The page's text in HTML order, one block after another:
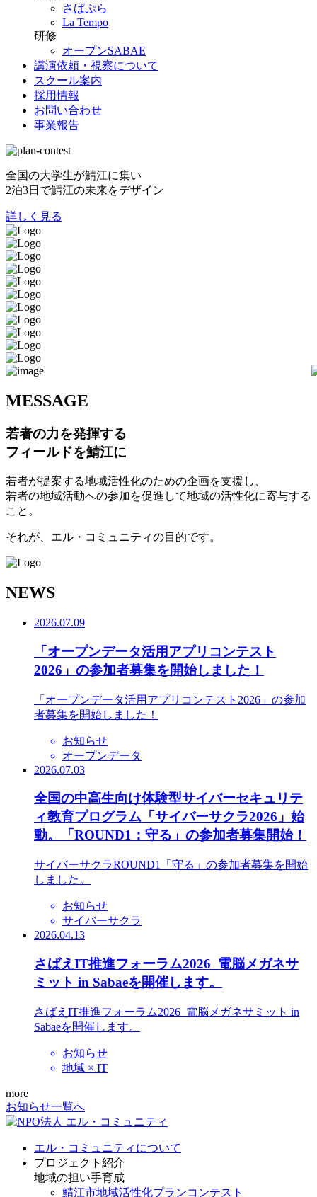
さばぷら
La Tempo
研修
オープンSABAE
講演依頼・視察について
スクール案内
採用情報
お問い合わせ
事業報告
全国の大学生が鯖江に集い
2泊3日で鯖江の未来をデザイン
詳しく見る
MESSAGE
若者の力を発揮する
フィールドを鯖江に
若者が提案する地域活性化のための企画を支援し、
若者の地域活動への参加を促進して地域の活性化に寄与する
こと。
それが、エル・コミュニティの目的です。
NEWS
2026.07.09
「オープンデータ活用アプリコンテスト
2026」の参加者募集を開始しました！
「オープンデータ活用アプリコンテスト2026」の参加
者募集を開始しました！
お知らせ
オープンデータ
2026.07.03
全国の中高生向け体験型サイバーセキュリテ
ィ教育プログラム「サイバーサクラ2026」始
動。「ROUND1：守る」の参加者募集開始！
サイバーサクラROUND1「守る」の参加者募集を開始
しました。
お知らせ
サイバーサクラ
2026.04.13
さばえIT推進フォーラム2026_電脳メガネサ
ミット in Sabaeを開催します。
さばえIT推進フォーラム2026_電脳メガネサミット in
Sabaeを開催します。
お知らせ
地域 × IT
more
お知らせ一覧へ
エル・コミュニティについて
プロジェクト紹介
地域の担い手育成
鯖江市地域活性化プランコンテスト